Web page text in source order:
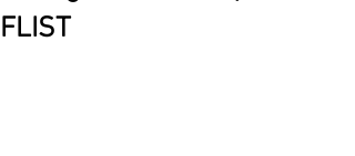
FLIST